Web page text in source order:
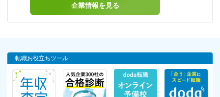
企業情報を見る
転職お役立ちツール